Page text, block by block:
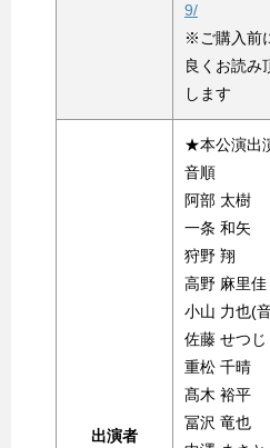
9/
※ご購入前
良くお読み
します
出演者
★本公演出
音順
阿部 太樹
一条 和矢
狩野 翔
高野 麻里佳
小山 力也(
佐藤 せつじ
重松 千晴
髙木 裕平
冨沢 竜也